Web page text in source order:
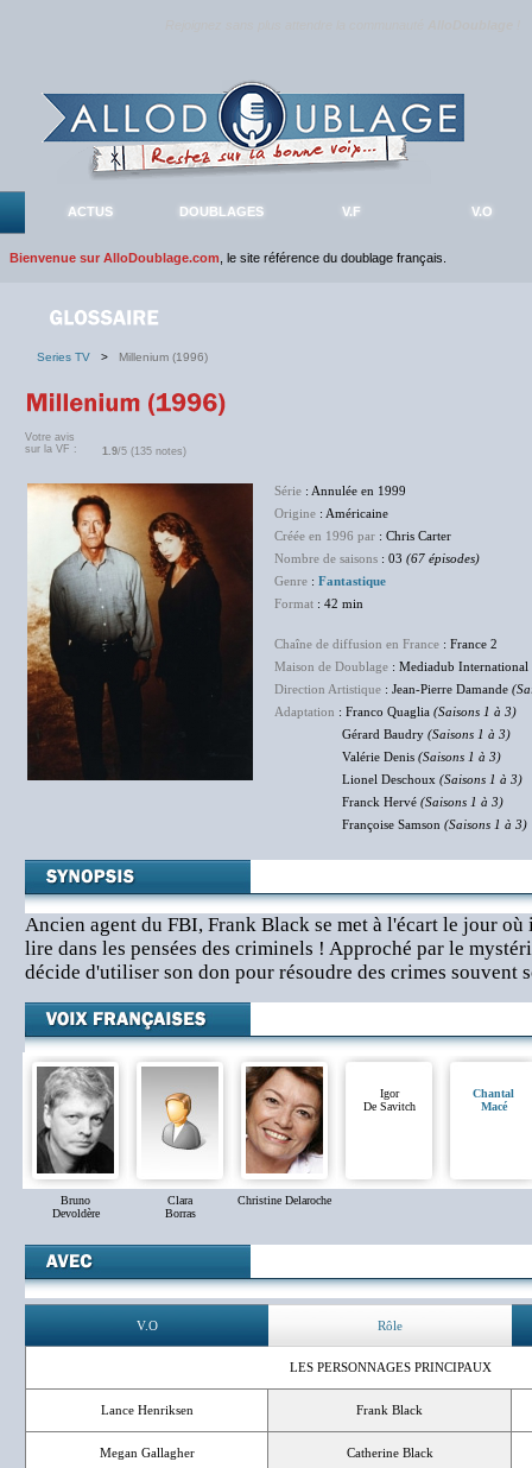
ACTUS DOUBLAGES V.F V.O
Bienvenue sur AlloDoublage.com , le site référence du doublage français.
Series TV > Millenium (1996)
Votre avis
sur la VF :
1.9/5 (135 notes)
Série : Annulée en 1999
Origine : Américaine
Créée en 1996 par : Chris Carter
Nombre de saisons : 03 (67 épisodes)
Genre : Fantastique
Format : 42 min
Chaîne de diffusion en France : France 2
Maison de Doublage : Mediadub International
Direction Artistique : Jean-Pierre Damande
Adaptation : Franco Quaglia (Saisons 1 à 3)
Gérard Baudry (Saisons 1 à 3)
Valérie Denis (Saisons 1 à 3)
Lionel Deschoux (Saisons 1 à 3)
Franck Hervé (Saisons 1 à 3)
Françoise Samson (Saisons 1 à 3)
Ancien agent du FBI, Frank Black se met à l'écart le jour
lire dans les pensées des criminels ! Approché par le
décide d'utiliser son don pour résoudre des crimes souvent
Bruno
Devoldère
Clara
Borras
Christine Delaroche
Igor
De Savitch
Chantal
Macé
V.O Rôle
LES PERSONNAGES PRINCIPAUX
Lance Henriksen Frank Black
Megan Gallagher Catherine Black